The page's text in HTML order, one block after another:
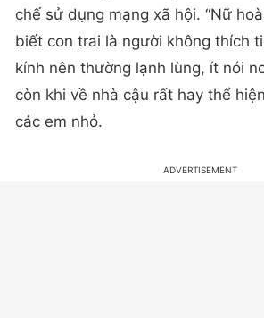
chế sử dụng mạng xã hội. “Nữ
biết con trai là người không thích
kính nên thường lạnh lùng, ít nói
còn khi về nhà cậu rất hay thể
các em nhỏ.